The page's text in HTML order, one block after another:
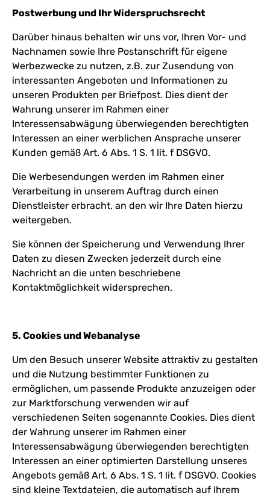
Postwerbung und Ihr Widerspruchsrecht
Darüber hinaus behalten wir uns vor, Ihren Vor- und
Nachnamen sowie Ihre Postanschrift für eigene
Werbezwecke zu nutzen, z.B. zur Zusendung von
interessanten Angeboten und Informationen zu
unseren Produkten per Briefpost. Dies dient der
Wahrung unserer im Rahmen einer
Interessensabwägung überwiegenden berechtigten
Interessen an einer werblichen Ansprache unserer
Kunden gemäß Art. 6 Abs. 1 S. 1 lit. f DSGVO.
Die Werbesendungen werden im Rahmen einer
Verarbeitung in unserem Auftrag durch einen
Dienstleister erbracht, an den wir Ihre Daten hierzu
weitergeben.
Sie können der Speicherung und Verwendung Ihrer
Daten zu diesen Zwecken jederzeit durch eine
Nachricht an die unten beschriebene
Kontaktmöglichkeit widersprechen.
5. Cookies und Webanalyse
Um den Besuch unserer Website attraktiv zu gestalten
und die Nutzung bestimmter Funktionen zu
ermöglichen, um passende Produkte anzuzeigen oder
zur Marktforschung verwenden wir auf
verschiedenen Seiten sogenannte Cookies. Dies dient
der Wahrung unserer im Rahmen einer
Interessensabwägung überwiegenden berechtigten
Interessen an einer optimierten Darstellung unseres
Angebots gemäß Art. 6 Abs. 1 S. 1 lit. f DSGVO. Cookies
sind kleine Textdateien, die automatisch auf Ihrem